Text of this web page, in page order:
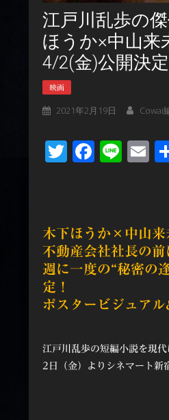
江戸川乱歩の
ほうか×中山来
4/2(金)公開決
映画
2021年2月19日 Cowai
TwitterLine
木下ほうか×中山来
不動産会社社長の
週に一度の“秘密の
定！
ポスタービジュア
江戸川乱歩の短編小説を現
2日（金）よりシネマート新